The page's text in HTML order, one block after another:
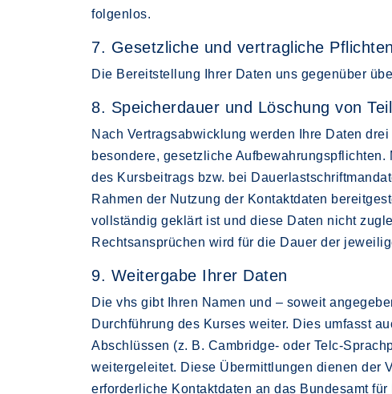
folgenlos.
7. Gesetzliche und vertragliche
Die Bereitstellung Ihrer Daten uns gegenüber
8. Speicherdauer und Löschung von
Nach Vertragsabwicklung werden Ihre Daten
besondere, gesetzliche
des Kursbeitrags bzw. bei
Rahmen der Nutzung der Kontaktdaten
vollständig geklärt ist und diese Daten nicht
Rechtsansprüchen wird für die Dauer der
9. Weitergabe Ihrer Daten
Die vhs gibt Ihren Namen und – soweit
Durchführung des Kurses weiter. Dies umfasst
Abschlüssen (z. B. Cambridge- oder Telc-
weitergeleitet. Diese Übermittlungen dienen der
erforderliche Kontaktdaten an das Bundesamt